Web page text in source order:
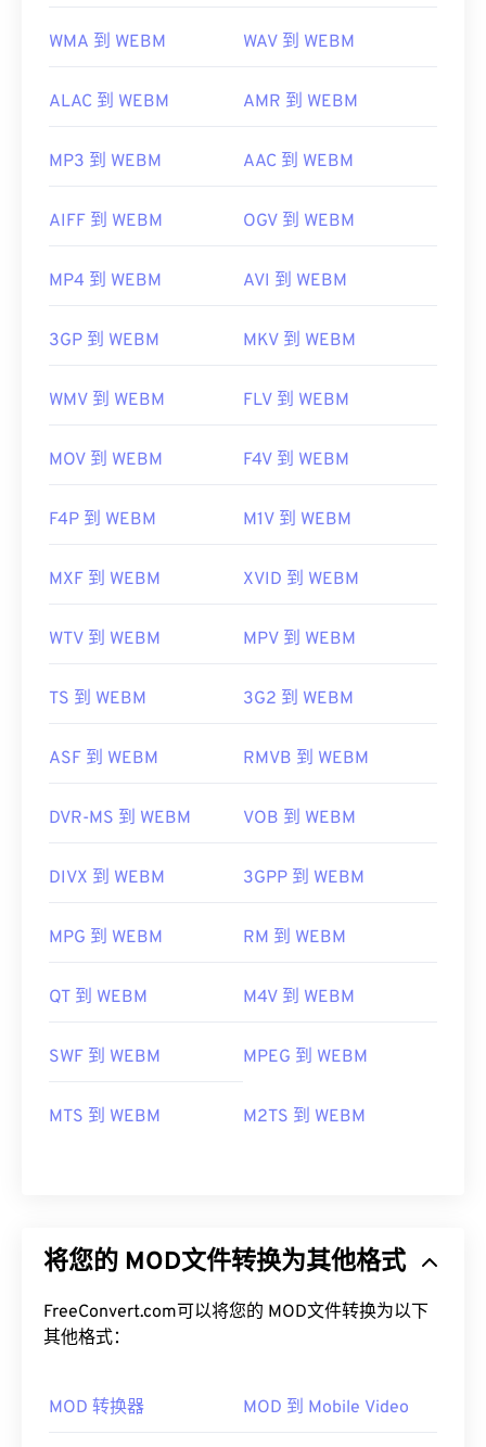
WMA 到 WEBM WAV 到 WEBM
ALAC 到 WEBM AMR 到 WEBM
MP3 到 WEBM AAC 到 WEBM
AIFF 到 WEBM OGV 到 WEBM
MP4 到 WEBM AVI 到 WEBM
3GP 到 WEBM MKV 到 WEBM
WMV 到 WEBM FLV 到 WEBM
MOV 到 WEBM F4V 到 WEBM
F4P 到 WEBM M1V 到 WEBM
MXF 到 WEBM XVID 到 WEBM
WTV 到 WEBM MPV 到 WEBM
TS 到 WEBM 3G2 到 WEBM
ASF 到 WEBM RMVB 到 WEBM
DVR-MS 到 WEBM VOB 到 WEBM
DIVX 到 WEBM 3GPP 到 WEBM
MPG 到 WEBM RM 到 WEBM
QT 到 WEBM M4V 到 WEBM
SWF 到 WEBM MPEG 到 WEBM
MTS 到 WEBM M2TS 到 WEBM
将您的 MOD文件转换为其他格式
FreeConvert.com可以将您的 MOD文件转换为以下
其他格式：
MOD 转换器 MOD 到 Mobile Video